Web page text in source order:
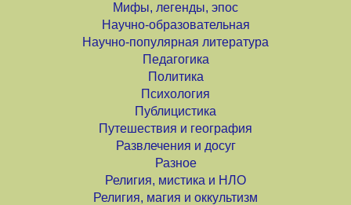
Мифы, легенды, эпос
Научно-образовательная
Научно-популярная литература
Педагогика
Политика
Психология
Публицистика
Путешествия и география
Развлечения и досуг
Разное
Религия, мистика и НЛО
Религия, магия и оккультизм